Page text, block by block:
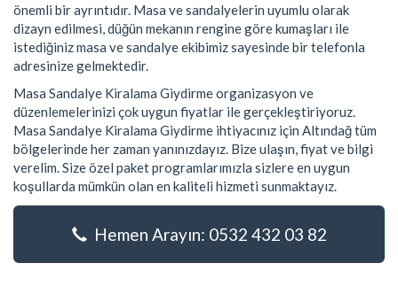
önemli bir ayrıntıdır. Masa ve sandalyelerin uyumlu olarak
dizayn edilmesi, düğün mekanın rengine göre kumaşları ile
istediğiniz masa ve sandalye ekibimiz sayesinde bir telefonla
adresinize gelmektedir.
Masa Sandalye Kiralama Giydirme organizasyon ve
düzenlemelerinizi çok uygun fiyatlar ile gerçekleştiriyoruz.
Masa Sandalye Kiralama Giydirme ihtiyacınız için Altındağ tüm
bölgelerinde her zaman yanınızdayız. Bize ulaşın, fiyat ve bilgi
verelim. Size özel paket programlarımızla sizlere en uygun
koşullarda mümkün olan en kaliteli hizmeti sunmaktayız.
Hemen Arayın: 0532 432 03 82